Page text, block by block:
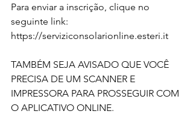
Para enviar a inscrição, clique no
seguinte link:
https://serviziconsolarionline.esteri.it
TAMBÉM SEJA AVISADO QUE VOCÊ
PRECISA DE UM SCANNER E
IMPRESSORA PARA PROSSEGUIR COM
O APLICATIVO ONLINE.